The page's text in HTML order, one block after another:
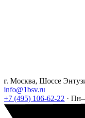
г. Москва, Шоссе
info@1bsv.ru
+7 (495) 106-62-22 ·